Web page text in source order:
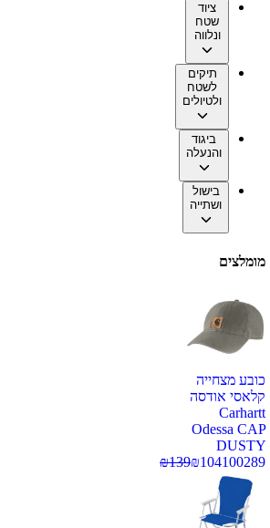
ציוד
שטח
ונלווה
תיקים
לשטח
ולטיולים
ביגוד
והנעלה
בישול
ושתייה
מומלצים
כובע מצחייה
קלאסי אודסה
Carhartt
Odessa CAP
DUSTY
100289
₪104
₪139